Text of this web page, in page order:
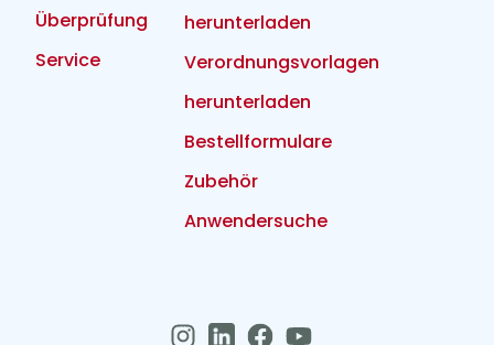
Überprüfung
Service
herunterladen
Verordnungsvorlagen
herunterladen
Bestellformulare
Zubehör
Anwendersuche